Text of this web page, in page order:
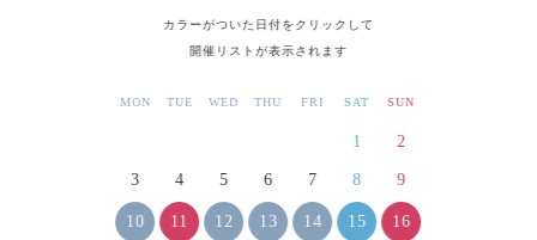
カラーがついた日付をクリックして
開催リストが表示されます
MON TUE WED THU FRI SAT SUN
1 2
3 4 5 6 7 8 9
10 11 12 13 14 15 16